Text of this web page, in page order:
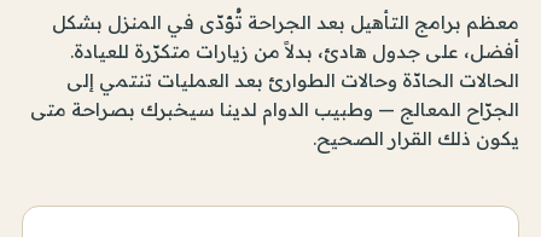
معظم برامج التأهيل بعد الجراحة تُؤدّى في المنزل بشكل
أفضل، على جدول هادئ، بدلاً من زيارات متكرّرة للعيادة.
الحالات الحادّة وحالات الطوارئ بعد العمليات تنتمي إلى
الجرّاح المعالج — وطبيب الدوام لدينا سيخبرك بصراحة متى
يكون ذلك القرار الصحيح.